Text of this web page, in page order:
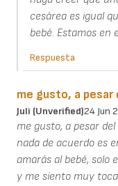
cesárea es igual
bebé. Estamos en
Respuesta
me gusto, a pesar
Juli (unverified)24 Jun
me gusto, a pesar
nada de acuerdo es
amarás al bebé, solo
y me siento muy